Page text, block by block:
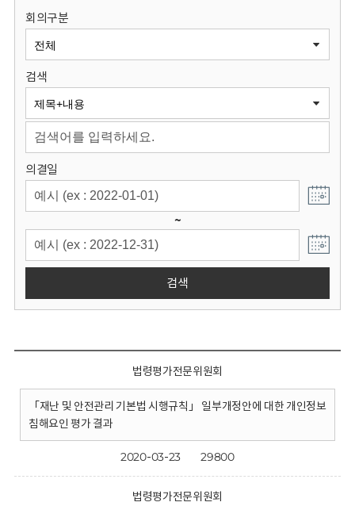
원
회
회의구분
검색
의결일
~
검색
법령평가전문위원회
「재난 및 안전관리 기본법 시행규칙」 일부개정안에 대한 개인정보
침해요인 평가 결과
2020-03-23 29800
법령평가전문위원회